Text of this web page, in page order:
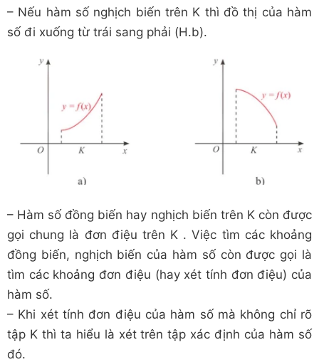
– Nếu hàm số nghịch biến trên K thì đồ thị của hàm
số đi xuống từ trái sang phải (H.b).
– Hàm số đồng biến hay nghịch biến trên K còn được
gọi chung là đơn điệu trên K . Việc tìm các khoảng
đồng biến, nghịch biến của hàm số còn được gọi là
tìm các khoảng đơn điệu (hay xét tính đơn điệu) của
hàm số.
– Khi xét tính đơn điệu của hàm số mà không chỉ rõ
tập K thì ta hiểu là xét trên tập xác định của hàm số
đó.